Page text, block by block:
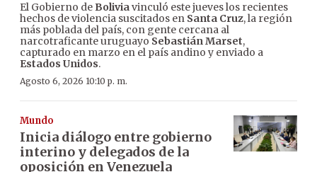
El Gobierno de Boliviavinculó este jueves los recientes
hechos de violencia suscitados en Santa Cruz, la región
más poblada del país, con gente cercana al
narcotraficante uruguayo Sebastián Marset,
capturado en marzo en el país andino y enviado a
Estados Unidos.
Agosto 6, 2026 10:10 p. m.
Mundo
Inicia diálogo entre gobierno
interino y delegados de la
oposición en Venezuela